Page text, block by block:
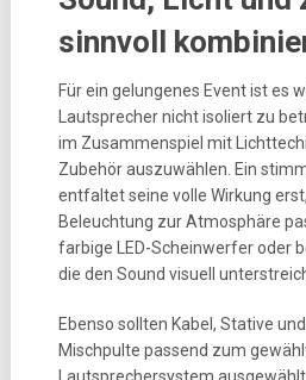
sinnvoll
Für ein gelungenes Event ist es
Lautsprecher nicht isoliert zu
im Zusammenspiel mit
Zubehör auszuwählen. Ein
entfaltet seine volle Wirkung
Beleuchtung zur Atmosphäre
farbige LED-Scheinwerfer oder
die den Sound visuell
Ebenso sollten Kabel, Stative
Mischpulte passend zum